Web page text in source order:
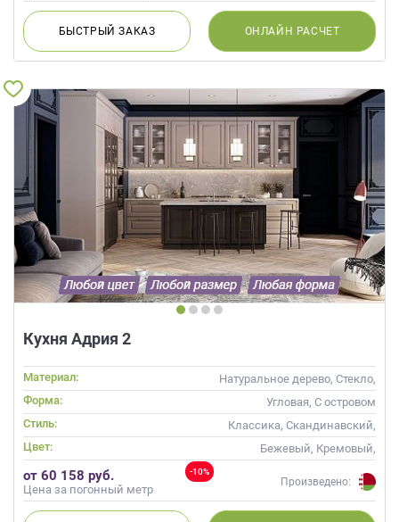
БЫСТРЫЙЗАКАЗ ОНЛАЙН РАСЧЕТ
Кухня Адрия 2
Материал:
Натуральное дерево, Стекло,
Массив
Форма:
Угловая, С островом
Стиль:
Классика, Скандинавский,
Неоклассика
Цвет:
Бежевый, Кремовый,
Коричневый, Капучино
-10%
от 60 158 руб.
Цена за погонный метр
Произведено: